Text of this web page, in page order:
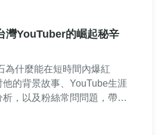
灣YouTuber的崛起秘辛
為什麼能在短時間內爆紅
的背景故事、YouTube生涯
，以及粉絲常問問題，帶你